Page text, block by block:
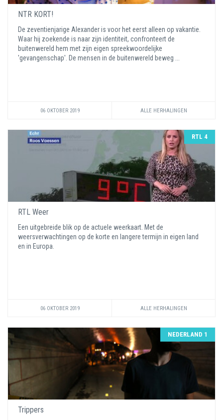
NTR KORT!
De zeventienjarige Alexander is voor het eerst alleen op vakantie.
Waar hij zoekende is naar zijn identiteit, confronteert de
buitenwereld hem met zijn eigen spreekwoordelijke
'gevangenschap'. De mensen in de buitenwereld beweg ...
06 OKTOBER 2019 ALLE HERHALINGEN
RTL 4
RTL Weer
Een uitgebreide blik op de actuele weerkaart. Met de
weersverwachtingen op de korte en langere termijn in eigen land
en in Europa.
06 OKTOBER 2019 ALLE HERHALINGEN
NEDERLAND 1
Trippers